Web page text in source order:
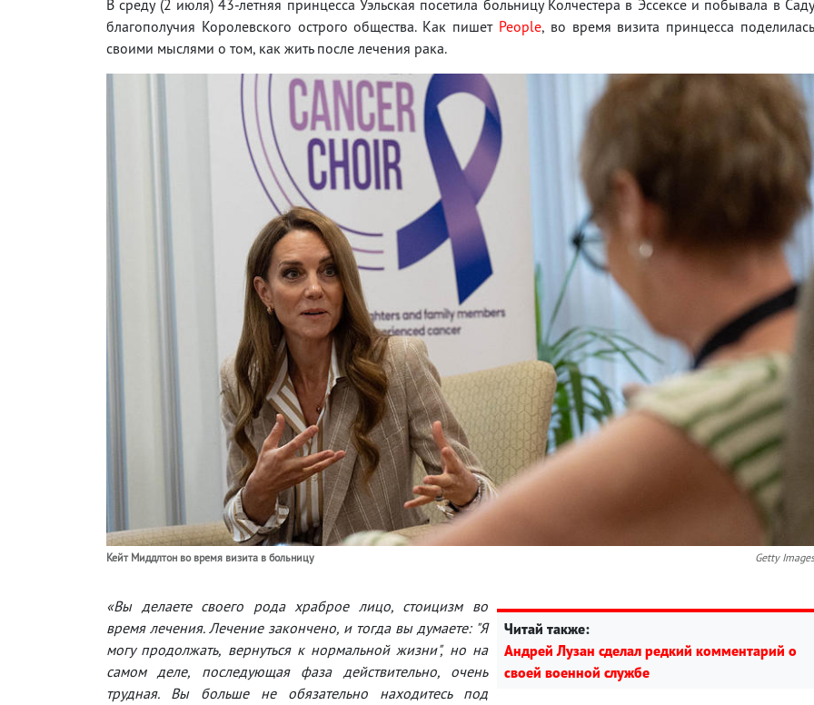
В среду (2 июля) 43-летняя принцесса Уэльская посетила больницу Колчестера в Эссексе и побывала в Саду
благополучия Королевского острого общества. Как пишет People, во время визита принцесса поделилась
своими мыслями о том, как жить после лечения рака.
Кейт Миддлтон во время визита в больницу Getty Images
Читай также:
Андрей Лузан сделал редкий комментарий о
своей военной службе
«Вы делаете своего рода храброе лицо, стоицизм во
время лечения. Лечение закончено, и тогда вы думаете: "Я
могу продолжать, вернуться к нормальной жизни", но на
самом деле, последующая фаза действительно, очень
трудная. Вы больше не обязательно находитесь под